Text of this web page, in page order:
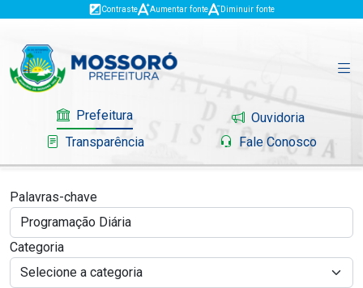
Contraste Aumentar fonte Diminuir fonte
Prefeitura
Ouvidoria
Transparência
Fale Conosco
Governo
Mossoró
Palavras-chave
Categoria